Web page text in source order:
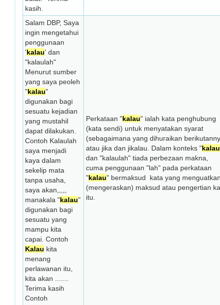
kasih.
Salam DBP, Saya
ingin mengetahui
penggunaan
'kalau' dan
"kalaulah"
Menurut sumber
yang saya peoleh
"kalau"
digunakan bagi
sesuatu kejadian
yang mustahil
dapat dilakukan.
Contoh Kalaulah
saya menjadi
kaya dalam
sekelip mata
tanpa usaha,
saya akan,,,,,
manakala "kalau"
digunakan bagi
sesuatu yang
mampu kita
capai. Contoh
Kalau kita
menang
perlawanan itu,
kita akan .......
Terima kasih
Contoh
Perkataan "kalau" ialah kata penghubung
(kata sendi) untuk menyatakan syarat
(sebagaimana yang dihuraikan
atau jika dan jikalau. Dalam konteks "kalau
dan "kalaulah" tiada perbezaan makna,
cuma penggunaan "lah" pada perkataan
"kalau" bermaksud kata yang
(mengeraskan) maksud atau pengertian
itu.